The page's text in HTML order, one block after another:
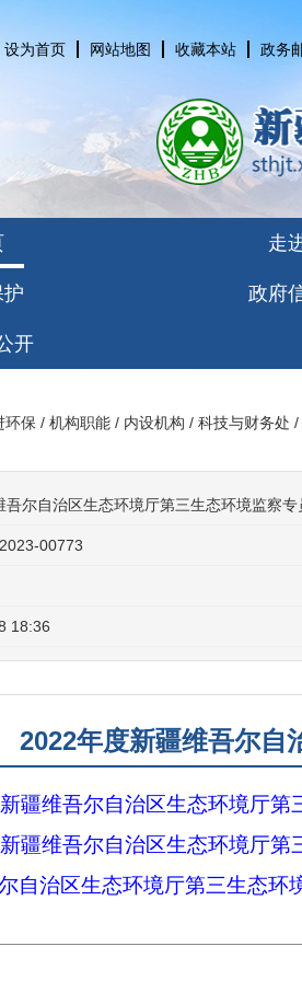
设为首页 网站地图 收藏本站 政务
走
政府
开
环保 / 机构职能 / 内设机构 / 科技与财务处 /
吾尔自治区生态环境厅第三生态环境监察
00773
18:36
2022年度新疆维吾尔自
疆维吾尔自治区生态环境厅
疆维吾尔自治区生态环境厅
自治区生态环境厅第三生态环